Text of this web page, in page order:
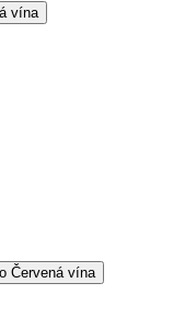
vína
Červená vína